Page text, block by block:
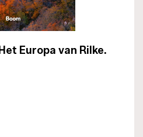
Europa van Rilke.